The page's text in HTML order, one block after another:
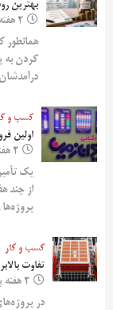
بهترین
2 هفته پیش
همانطور
کردن به
کسب و
اولین
2 هفته پیش
یک
از چند
کسب و کار
تفاوت
2 هفته پیش
در